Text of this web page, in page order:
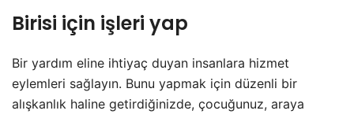
Birisi için işleri yap
Bir yardım eline ihtiyaç duyan insanlara hizmet
eylemleri sağlayın. Bunu yapmak için düzenli bir
alışkanlık haline getirdiğinizde, çocuğunuz, araya